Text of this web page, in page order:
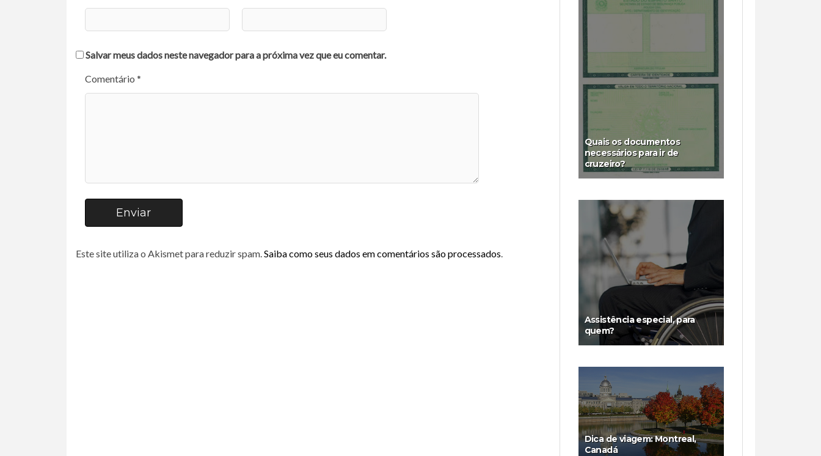
Salvar meus dados neste navegador para a próxima vez que eu comentar.
Comentário *
Enviar
Este site utiliza o Akismet para reduzir spam.Saiba como seus dados em comentários são processados.
Quais os documentos
necessários para ir de
cruzeiro?
Assistência especial, para
quem?
Dica de viagem: Montreal,
Canadá